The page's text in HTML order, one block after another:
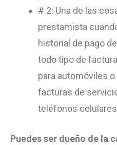
# 2: Una de las
prestamista
historial de pago
todo tipo de
para automóviles
facturas de
teléfonos
Puedes ser dueño de la